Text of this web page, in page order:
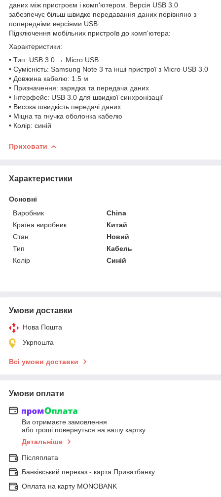
даних між пристроєм і комп'ютером. Версія USB 3.0
забезпечує більш швидке передавання даних порівняно з
попередніми версіями USB.
Підключення мобільних пристроїв до комп'ютера:
Характеристики:
• Тип: USB 3.0 → Micro USB
• Сумісність: Samsung Note 3 та інші пристрої з Micro USB 3.0
• Довжина кабелю: 1.5 м
• Призначення: зарядка та передача даних
• Інтерфейс: USB 3.0 для швидкої синхронізації
• Висока швидкість передачі даних
• Міцна та гнучка оболонка кабелю
• Колір: синій
Приховати
Характеристики
Основні
Виробник
China
Країна виробник
Китай
Стан
Новий
Тип
Кабель
Колір
Синій
Умови доставки
Нова Пошта
Укрпошта
Всі умови доставки
Умови оплати
Ви отримаєте замовлення
або гроші повернуться на вашу картку
Детальніше
Післяплата
Банківський переказ - карта Приватбанку
Оплата на карту MONOBANK